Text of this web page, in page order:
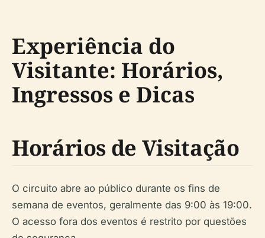
Experiência do
Visitante: Horários,
Ingressos e Dicas
Horários de Visitação
O circuito abre ao público durante os fins de
semana de eventos, geralmente das 9:00 às 19:00.
O acesso fora dos eventos é restrito por questões